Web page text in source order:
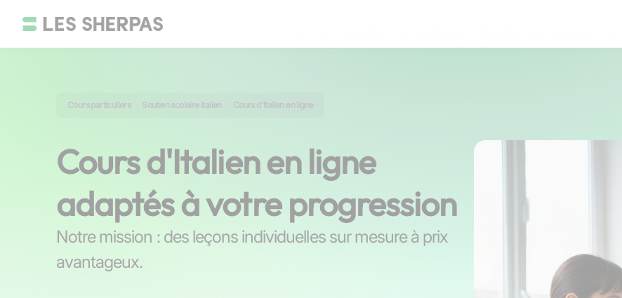
Cours particuliers Soutien scolaire Italien Cours d'Italien en ligne
Cours d'Italien en ligne
adaptés à votre progression
Notre mission : des leçons individuelles sur mesure à prix
avantageux.